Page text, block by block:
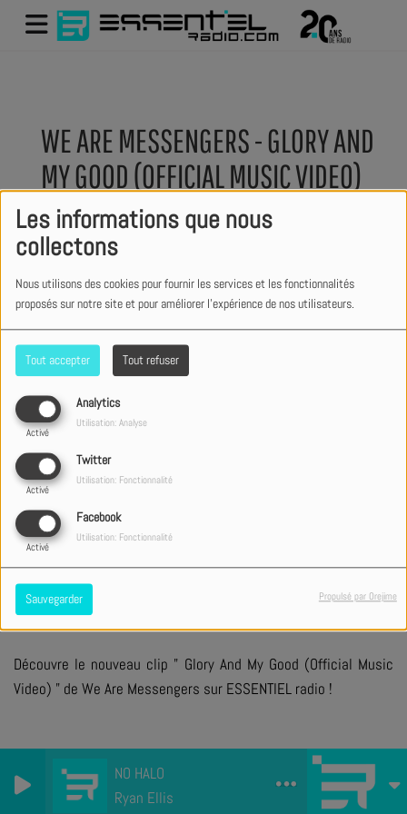
Les informations que nous
collectons
Nous utilisons des cookies pour fournir les services et les fonctionnalités
proposés sur notre site et pour améliorer l'expérience de nos utilisateurs.
Tout accepter Tout refuser
Analytics
Activé
Utilisation: Analyse
Twitter
Activé
Utilisation: Fonctionnalité
Facebook
Activé
Utilisation: Fonctionnalité
Sauvegarder Propulsé par Orejime
NO HALO
Ryan Ellis
WE ARE MESSENGERS - GLORY AND
MY GOOD (OFFICIAL MUSIC VIDEO)
PARTAGER TWEETER
Découvre le nouveau clip " Glory And My Good (Official Music
Video) " de We Are Messengers sur ESSENTIEL radio !